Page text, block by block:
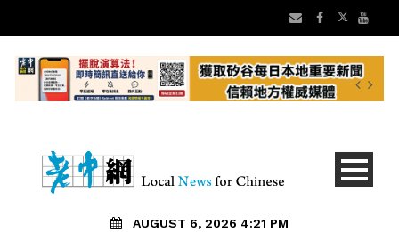
AUGUST 6, 2026 4:21 PM